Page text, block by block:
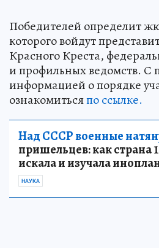
Победителей определит
которого войдут
Красного Креста,
и профильных ведомств. С
информацией о порядке
ознакомитьсяпо ссылке.
Над СССР военные
пришельцев: как страна
искала и изучала
НАУКА